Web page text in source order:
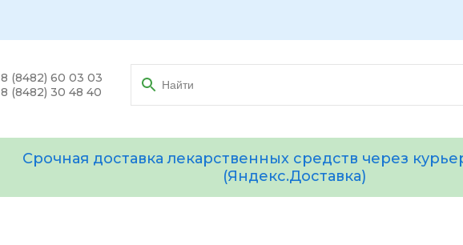
8 (8482) 60 03 03
8 (8482) 30 48 40
Срочная доставка лекарственных средств через
(Яндекс.Доставка)